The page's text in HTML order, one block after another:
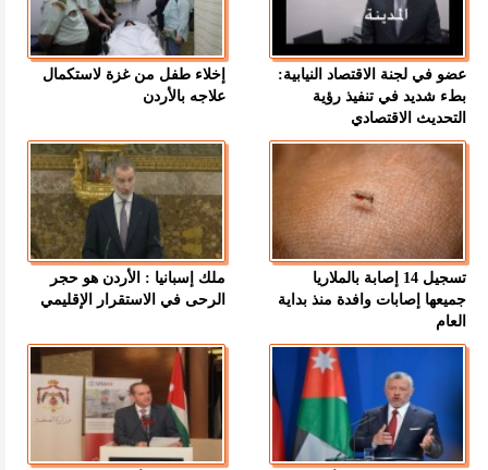
عضو في لجنة الاقتصاد النيابية:
بطء شديد في تنفيذ رؤية
التحديث الاقتصادي
إخلاء طفل من غزة لاستكمال
علاجه بالأردن
تسجيل 14 إصابة بالملاريا
جميعها إصابات وافدة منذ بداية
العام
ملك إسبانيا : الأردن هو حجر
الرحى في الاستقرار الإقليمي